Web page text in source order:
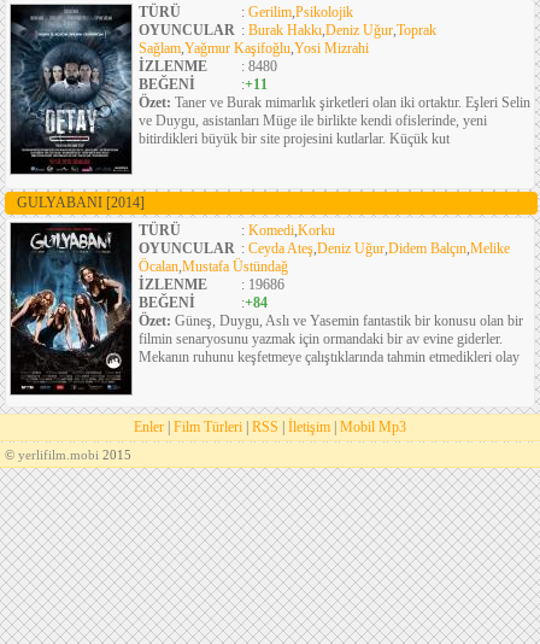
TÜRÜ
: Gerilim,Psikolojik
OYUNCULAR : Burak Hakkı,Deniz Uğur,Toprak
Sağlam,Yağmur Kaşifoğlu,Yosi Mizrahi
İZLENME
: 8480
BEĞENİ
:+11
Özet: Taner ve Burak mimarlık şirketleri olan iki ortaktır. Eşleri Selin
ve Duygu, asistanları Müge ile birlikte kendi ofislerinde, yeni
bitirdikleri büyük bir site projesini kutlarlar. Küçük kut
GULYABANI [2014]
TÜRÜ
: Komedi,Korku
OYUNCULAR : Ceyda Ateş,Deniz Uğur,Didem Balçın,Melike
Öcalan,Mustafa Üstündağ
İZLENME
: 19686
BEĞENİ
:+84
Özet: Güneş, Duygu, Aslı ve Yasemin fantastik bir konusu olan bir
filmin senaryosunu yazmak için ormandaki bir av evine giderler.
Mekanın ruhunu keşfetmeye çalıştıklarında tahmin etmedikleri olay
Enler Film Türleri RSS İletişim Mobil Mp3
© yerlifilm.mobi 2015